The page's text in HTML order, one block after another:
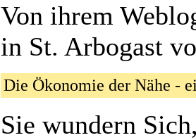
Von ihrem
in St. Arbogast
Die Ökonomie der Nähe -
Sie wundern